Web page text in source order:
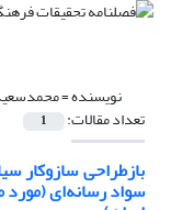
نویسنده =
تعداد مقالات: 1
بازطراحی سازوکار
سواد رسانه‌ای (مورد